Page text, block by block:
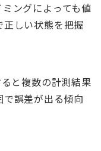
ングによっても値
しい状態を把握
と複数の計測結果
誤差が出る傾向